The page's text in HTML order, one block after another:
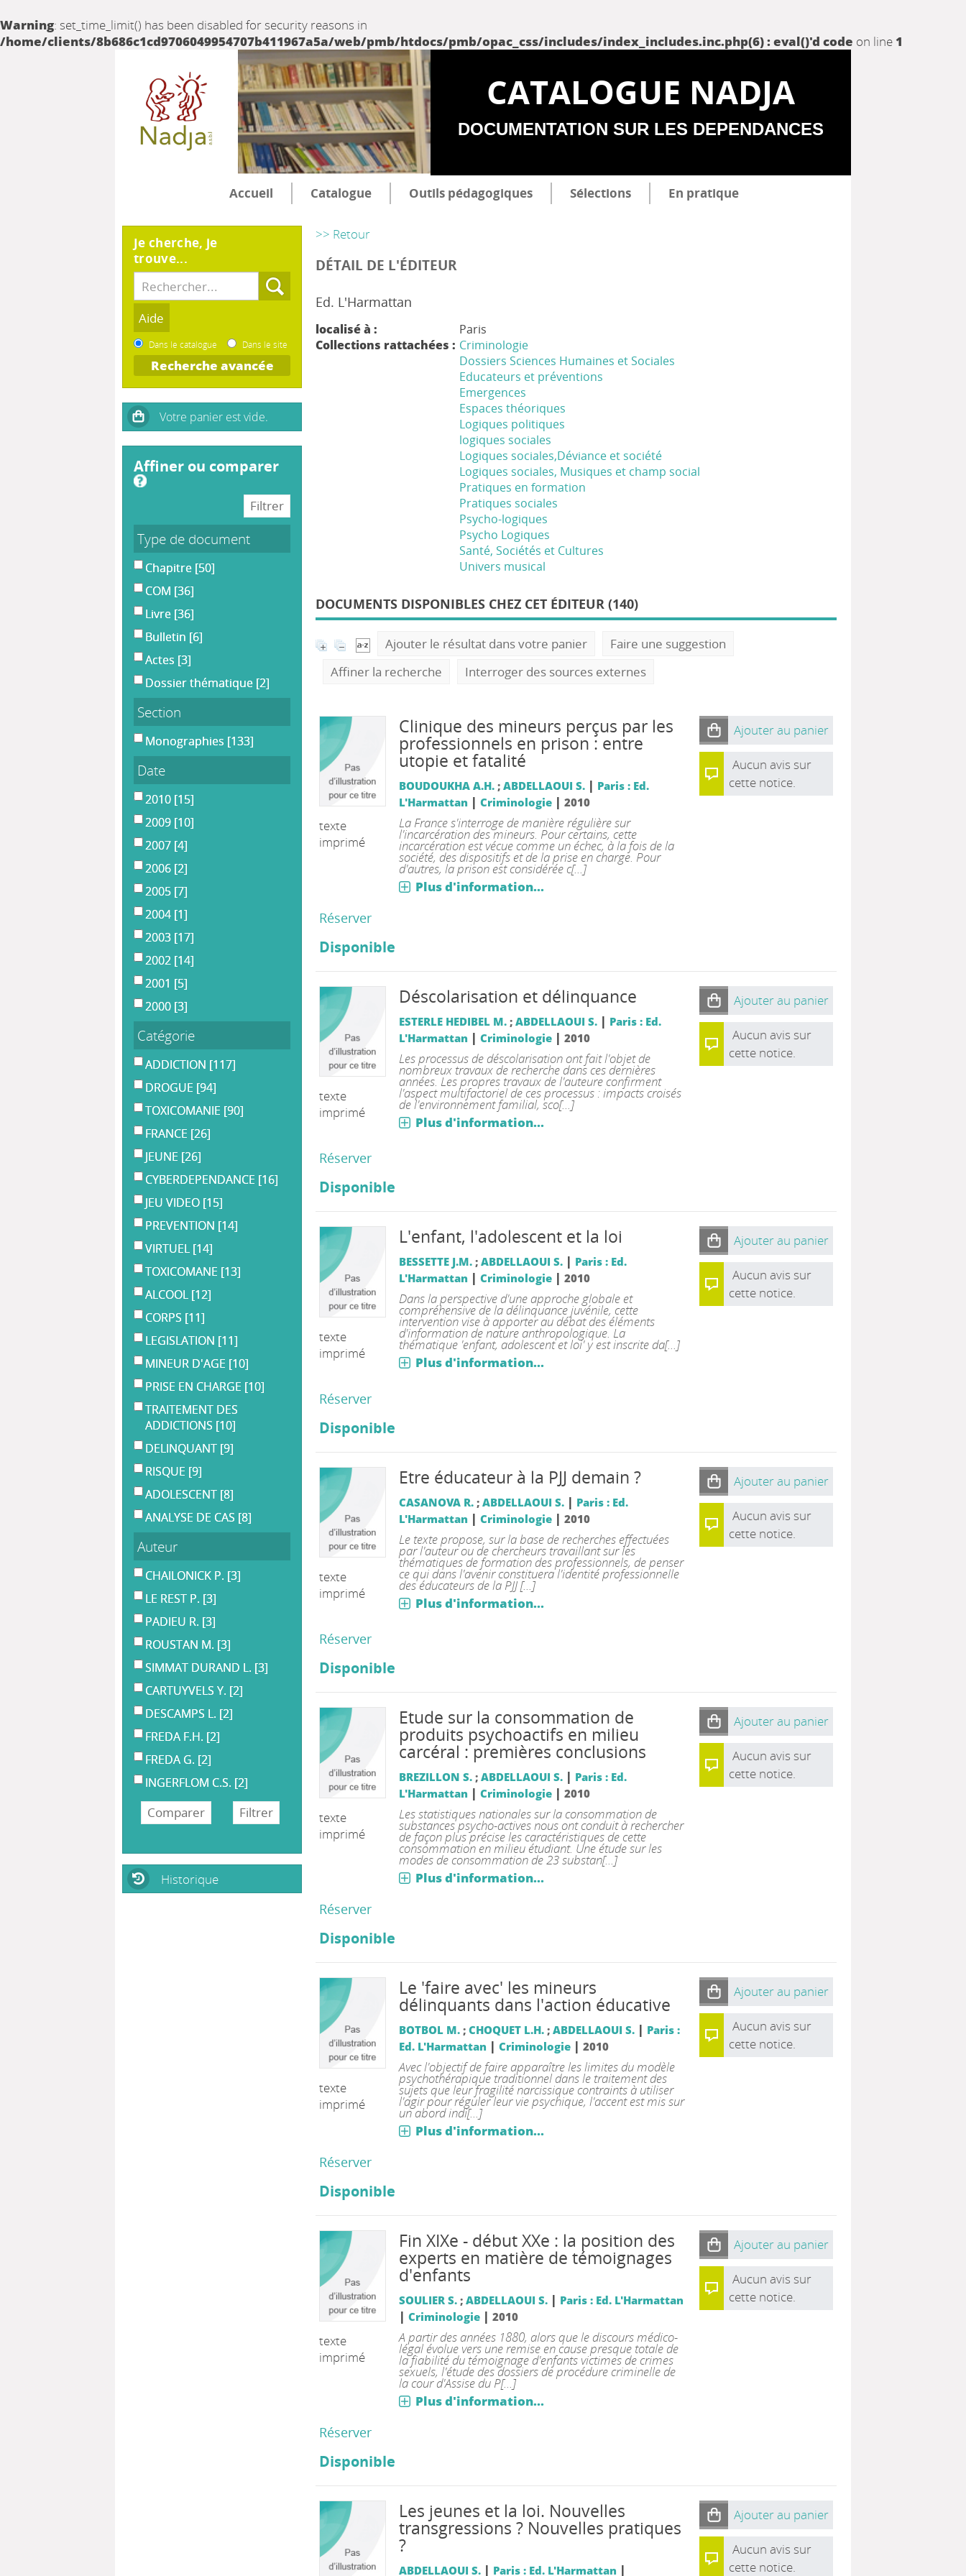
Warning: set_time_limit() has been disabled for security reasons in
/home/clients/8b686c1cd9706049954707b411967a5a/web/pmb/htdocs/pmb/opac_css/includes/index_includes.inc.php(6) : eval()'d code on line 1
CATALOGUE NADJA
DOCUMENTATION SUR LES DEPENDANCES
Accueil Catalogue Outils pédagogiques Sélections En pratique
>> Retour
DÉTAIL DE L'ÉDITEUR
Ed. L'Harmattan
localisé à :
Paris
Collections rattachées : Criminologie
Dossiers Sciences Humaines et Sociales
Educateurs et préventions
Emergences
Espaces théoriques
Logiques politiques
logiques sociales
Logiques sociales,Déviance et société
Logiques sociales, Musiques et champ social
Pratiques en formation
Pratiques sociales
Psycho-logiques
Psycho Logiques
Santé, Sociétés et Cultures
Univers musical
DOCUMENTS DISPONIBLES CHEZ CET ÉDITEUR (140)
Ajouter le résultat dans votre panier
Faire une suggestion
Affiner la recherche
Interroger des sources externes
texte
imprimé
Clinique des mineurs perçus par les
professionnels en prison : entre
utopie et fatalité
BOUDOUKHA A.H.; ABDELLAOUI S. | Paris : Ed.
L'Harmattan | Criminologie| 2010
La France s'interroge de manière régulière sur
l'incarcération des mineurs. Pour certains, cette
incarcération est vécue comme un échec, à la fois de la
société, des dispositifs et de la prise en charge. Pour
d'autres, la prison est considérée c[...]
Plus d'information...
Ajouter au panier
Aucun avis sur
cette notice.
Réserver
Disponible
texte
imprimé
Déscolarisation et délinquance
ESTERLE HEDIBEL M.; ABDELLAOUI S. | Paris : Ed.
L'Harmattan | Criminologie| 2010
Les processus de déscolarisation ont fait l'objet de
nombreux travaux de recherche dans ces dernières
années. Les propres travaux de l'auteure confirment
l'aspect multifactoriel de ces processus : impacts croisés
de l'environnement familial, sco[...]
Plus d'information...
Ajouter au panier
Aucun avis sur
cette notice.
Réserver
Disponible
texte
imprimé
L'enfant, l'adolescent et la loi
BESSETTE J.M.; ABDELLAOUI S. | Paris : Ed.
L'Harmattan | Criminologie| 2010
Dans la perspective d'une approche globale et
compréhensive de la délinquance juvénile, cette
intervention vise à apporter au débat des éléments
d'information de nature anthropologique. La
thématique 'enfant, adolescent et loi' y est inscrite da[...]
Plus d'information...
Ajouter au panier
Aucun avis sur
cette notice.
Réserver
Disponible
texte
imprimé
Etre éducateur à la PJJ demain ?
CASANOVA R.; ABDELLAOUI S. | Paris : Ed.
L'Harmattan | Criminologie| 2010
Le texte propose, sur la base de recherches effectuées
par l'auteur ou de chercheurs travaillant sur les
thématiques de formation des professionnels, de penser
ce qui dans l'avenir constituera l'identité professionnelle
des éducateurs de la PJJ [...]
Plus d'information...
Ajouter au panier
Aucun avis sur
cette notice.
Réserver
Disponible
texte
imprimé
Etude sur la consommation de
produits psychoactifs en milieu
carcéral : premières conclusions
BREZILLON S.; ABDELLAOUI S. | Paris : Ed.
L'Harmattan | Criminologie| 2010
Les statistiques nationales sur la consommation de
substances psycho-actives nous ont conduit à rechercher
de façon plus précise les caractéristiques de cette
consommation en milieu étudiant. Une étude sur les
modes de consommation de 23 substan[...]
Plus d'information...
Ajouter au panier
Aucun avis sur
cette notice.
Réserver
Disponible
texte
imprimé
Le 'faire avec' les mineurs
délinquants dans l'action éducative
BOTBOL M.; CHOQUET L.H.; ABDELLAOUI S. | Paris :
Ed. L'Harmattan | Criminologie| 2010
Avec l'objectif de faire apparaître les limites du modèle
psychothérapique traditionnel dans le traitement des
sujets que leur fragilité narcissique contraints à utiliser
l'agir pour réguler leur vie psychique, l'accent est mis sur
un abord indi[...]
Plus d'information...
Ajouter au panier
Aucun avis sur
cette notice.
Réserver
Disponible
texte
imprimé
Fin XIXe - début XXe : la position des
experts en matière de témoignages
d'enfants
SOULIER S.; ABDELLAOUI S. | Paris : Ed. L'Harmattan
| Criminologie| 2010
A partir des années 1880, alors que le discours médico-
légal évolue vers une remise en cause presque totale de
la fiabilité du témoignage d'enfants victimes de crimes
sexuels, l'étude des dossiers de procédure criminelle de
la cour d'Assise du P[...]
Plus d'information...
Ajouter au panier
Aucun avis sur
cette notice.
Réserver
Disponible
Les jeunes et la loi. Nouvelles
transgressions ? Nouvelles pratiques
?
ABDELLAOUI S. | Paris : Ed. L'Harmattan |
Ajouter au panier
Aucun avis sur
cette notice.
Je cherche, je
trouve...
Dans le catalogue Dans le site
Recherche avancée
affiner ou comparer
Type de document
Chapitre [50]
COM [36]
Livre [36]
Bulletin [6]
Actes [3]
Dossier thématique [2]
Section
Monographies [133]
Date
2010 [15]
2009 [10]
2007 [4]
2006 [2]
2005 [7]
2004 [1]
2003 [17]
2002 [14]
2001 [5]
2000 [3]
Catégorie
ADDICTION [117]
DROGUE [94]
TOXICOMANIE [90]
FRANCE [26]
JEUNE [26]
CYBERDEPENDANCE [16]
JEU VIDEO [15]
PREVENTION [14]
VIRTUEL [14]
TOXICOMANE [13]
ALCOOL [12]
CORPS [11]
LEGISLATION [11]
MINEUR D'AGE [10]
PRISE EN CHARGE [10]
TRAITEMENT DES
ADDICTIONS [10]
DELINQUANT [9]
RISQUE [9]
ADOLESCENT [8]
ANALYSE DE CAS [8]
Auteur
CHAILONICK P. [3]
LE REST P. [3]
PADIEU R. [3]
ROUSTAN M. [3]
SIMMAT DURAND L. [3]
CARTUYVELS Y. [2]
DESCAMPS L. [2]
FREDA F.H. [2]
FREDA G. [2]
INGERFLOM C.S. [2]
Historique